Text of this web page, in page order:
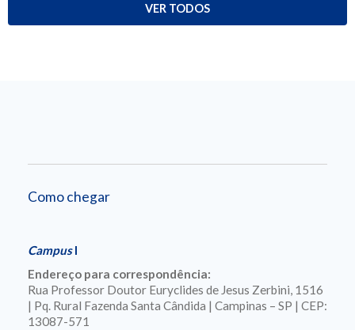
VER TODOS
Como chegar
CampusI
Endereço para correspondência:
Rua Professor Doutor Euryclides de Jesus Zerbini, 1516
| Pq. Rural Fazenda Santa Cândida | Campinas – SP | CEP:
13087-571